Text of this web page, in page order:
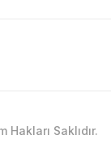
Saklıdır.